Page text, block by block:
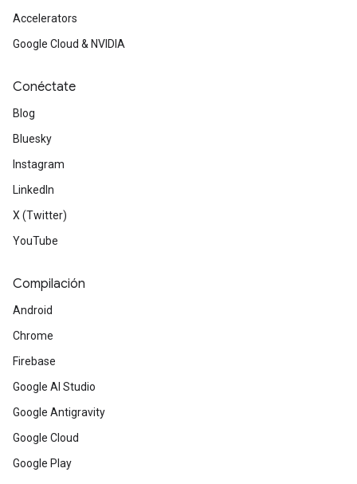
Accelerators
Google Cloud & NVIDIA
Conéctate
Blog
Bluesky
Instagram
LinkedIn
X (Twitter)
YouTube
Compilación
Android
Chrome
Firebase
Google AI Studio
Google Antigravity
Google Cloud
Google Play